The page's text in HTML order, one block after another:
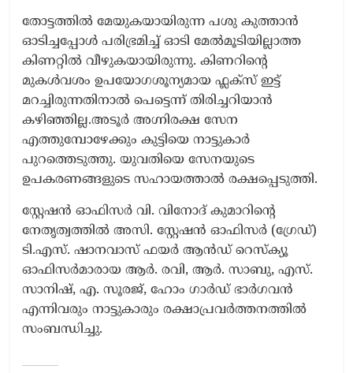
തോട്ടത്തിൽ മേയുകയായിരുന്ന പശു കുത്താൻ
ഓടിച്ചപ്പോൾ പരിഭ്രമിച്ച് ഓടി മേൽമൂടിയില്ലാത്ത
കിണറ്റിൽ വീഴുകയായിരുന്നു. കിണറിന്‍റെ
മുകൾവശം ഉപയോഗശൂന്യമായ ഫ്ലക്സ് ഇട്ട്
മറച്ചിരുന്നതിനാൽ പെട്ടെന്ന് തിരിച്ചറിയാൻ
കഴിഞ്ഞില്ല.അടൂർ അഗ്നിരക്ഷ സേന
എത്തുമ്പോഴേക്കും കുട്ടിയെ നാട്ടുകാർ
പുറത്തെടുത്തു. യുവതിയെ സേനയുടെ
ഉപകരണങ്ങളുടെ സഹായത്താൽ രക്ഷപ്പെടുത്തി.
സ്റ്റേഷൻ ഓഫിസർ വി. വിനോദ് കുമാറിന്റെ
നേതൃത്വത്തിൽ അസി. സ്റ്റേഷൻ ഓഫിസർ (ഗ്രേഡ്)
ടി.എസ്. ഷാനവാസ് ഫയർ ആൻഡ് റെസ്ക്യൂ
ഓഫിസർമാരായ ആർ. രവി, ആർ. സാബു, എസ്.
സാനിഷ്, എ. സൂരജ്, ഹോം ഗാർഡ് ഭാർഗവൻ
എന്നിവരും നാട്ടുകാരും രക്ഷാപ്രവർത്തനത്തിൽ
സംബന്ധിച്ചു.